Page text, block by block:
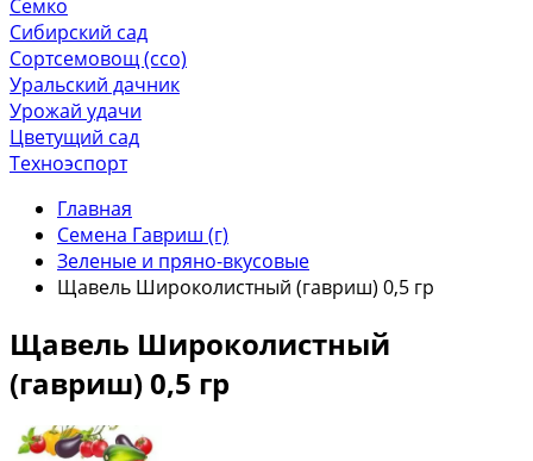
Семко
Сибирский сад
Сортсемовощ (ссо)
Уральский дачник
Урожай удачи
Цветущий сад
Техноэспорт
Главная
Семена Гавриш (г)
Зеленые и пряно-вкусовые
Щавель Широколистный (гавриш) 0,5 гр
Щавель Широколистный
(гавриш) 0,5 гр